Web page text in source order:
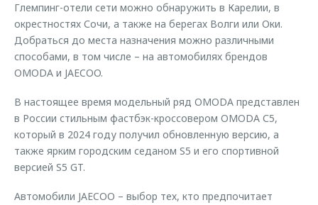
Глемпинг-отели сети можно обнаружить в Карелии, в
окрестностях Сочи, а также на берегах Волги или Оки.
Добраться до места назначения можно различными
способами, в том числе – на автомобилях брендов
OMODA и JAECOO.
В настоящее время модельный ряд OMODA представлен
в России стильным фастбэк-кроссовером OMODA С5,
который в 2024 году получил обновленную версию, а
также ярким городским седаном S5 и его спортивной
версией S5 GT.
Автомобили JAECOO – выбор тех, кто предпочитает